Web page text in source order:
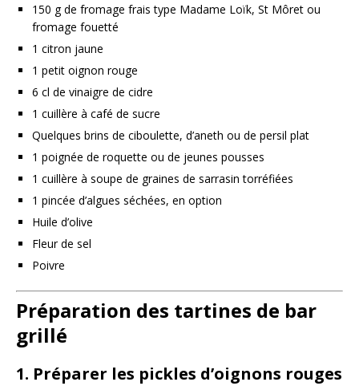
150 g de fromage frais type Madame Loïk, St Môret ou
fromage fouetté
1 citron jaune
1 petit oignon rouge
6 cl de vinaigre de cidre
1 cuillère à café de sucre
Quelques brins de ciboulette, d’aneth ou de persil plat
1 poignée de roquette ou de jeunes pousses
1 cuillère à soupe de graines de sarrasin torréfiées
1 pincée d’algues séchées, en option
Huile d’olive
Fleur de sel
Poivre
Préparation des tartines de bar
grillé
1. Préparer les pickles d’oignons rouges